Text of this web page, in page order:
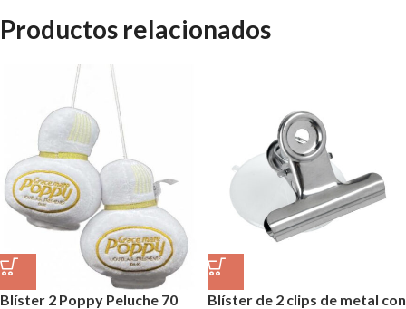
Productos relacionados
Blíster 2 Poppy Peluche 70
Blíster de 2 clips de metal con